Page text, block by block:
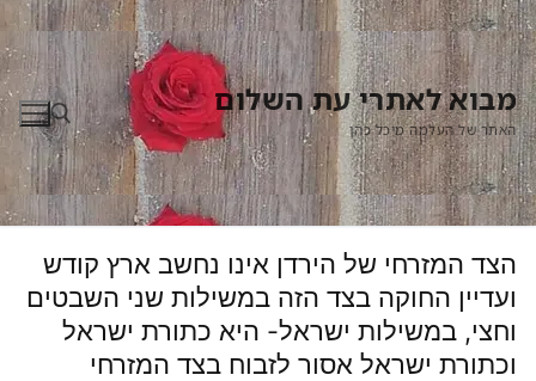
דלג
לתוכן
מבוא לאתרי עת השלום
האתר של העלמה מיכל כהן
חפש:
הצד המזרחי של הירדן אינו נחשב ארץ קודש
ועדיין החוקה בצד הזה במשילות שני השבטים
וחצי, במשילות ישראל- היא כתורת ישראל
וכתורת ישראל אסור לזבוח בצד המזרחי